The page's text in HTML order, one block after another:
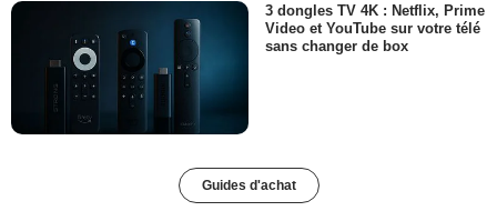
3 dongles TV 4K : Netflix, Prime
Video et YouTube sur votre télé
sans changer de box
Guides d'achat